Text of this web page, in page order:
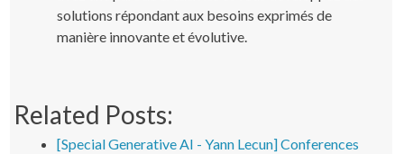
solutions répondant aux besoins exprimés de
manière innovante et évolutive.
Related Posts:
[Special Generative AI - Yann Lecun] Conferences